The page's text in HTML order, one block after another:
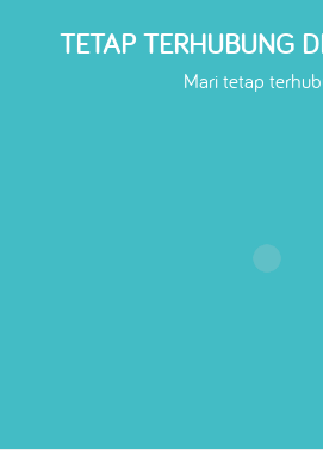
TETAP TERHUBUNG
Mari tetap